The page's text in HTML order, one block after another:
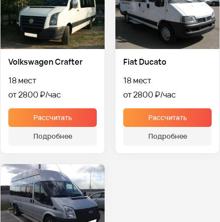
Volkswagen Crafter
18 мест
от 2800 ₽
Рассчитать
Подробнее
Fiat Ducato
18 мест
от 2800 ₽
Рассчитать
Подробнее